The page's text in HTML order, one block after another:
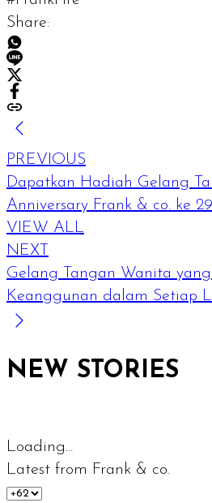
Share:
PREVIOUS
Dapatkan Hadiah Gelang
Anniversary Frank & co. ke
VIEW ALL
NEXT
Gelang Tangan Wanita
Keanggunan dalam Setiap
NEW STORIES
Loading...
Latest from Frank & co.